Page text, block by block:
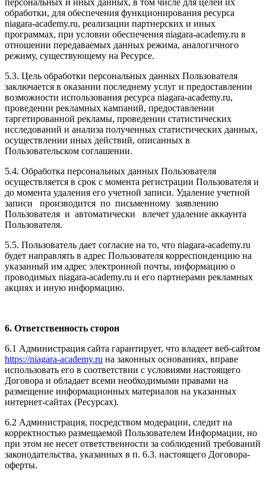
обработки, для обеспечения функционирования ресурса
niagara-academy.ru, реализации партнерских и иных
программах, при условии обеспечения niagara-academy.ru в
отношении передаваемых данных режима, аналогичного
режиму, существующему на Ресурсе.
5.3. Цель обработки персональных данных Пользователя
заключается в оказании последнему услуг и предоставлении
возможности использования ресурса niagara-academy.ru,
проведении рекламных кампаний, предоставлении
таргетированной рекламы, проведении статистических
исследований и анализа полученных статистических данных,
осуществлении иных действий, описанных в
Пользовательском соглашении.
5.4. Обработка персональных данных Пользователя
осуществляется в срок с момента регистрации Пользователя и
до момента удаления его учетной записи. Удаление учетной
записи производится по письменному заявлению
Пользователя и автоматически влечет удаление аккаунта
Пользователя.
5.5. Пользователь дает согласие на то, что niagara-academy.ru
будет направлять в адрес Пользователя корреспонденцию на
указанный им адрес электронной почты, информацию о
проводимых niagara-academy.ru и его партнерами рекламных
акциях и иную информацию.
6. Ответственность сторон
6.1 Администрация сайта гарантирует, что владеет веб-сайтом
https://niagara-academy.ru на законных основаниях, вправе
использовать его в соответствии с условиями настоящего
Договора и обладает всеми необходимыми правами на
размещение информационных материалов на указанных
интернет-сайтах (Ресурсах).
6.2 Администрация, посредством модерации, следит на
корректностью размещаемой Пользователем Информации, но
при этом не несет ответственности за соблюдений требований
законодательства, указанных в п. 6.3. настоящего Договора-
оферты.